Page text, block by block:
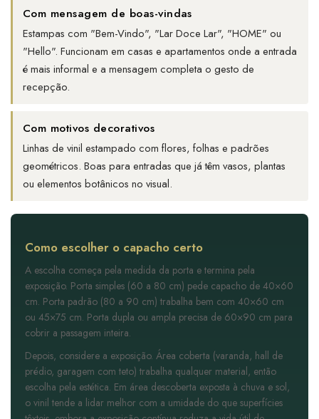
Com mensagem de boas-vindas
Estampas com "Bem-Vindo", "Lar Doce Lar", "HOME" ou
"Hello". Funcionam em casas e apartamentos onde a entrada
é mais informal e a mensagem completa o gesto de
recepção.
Com motivos decorativos
Linhas de vinil estampado com flores, folhas e padrões
geométricos. Boas para entradas que já têm vasos, plantas
ou elementos botânicos no visual.
Como escolher o capacho certo
A escolha começa pela medida da porta e termina pela
exposição. Porta simples (60 a 80 cm) pede capacho de 40×60
cm. Porta padrão (80 a 90 cm) trabalha bem com 40×60 cm
ou 45×75 cm. Porta dupla ou ampla precisa de 60×90 cm para
cobrir a passagem inteira.
Depois, considere a exposição. Área coberta (varanda, hall de
prédio, garagem com teto) trabalha qualquer material, então
escolha pela estética. Em área descoberta exposta à chuva e sol,
o vinil tende a lidar melhor com a umidade do que superfícies